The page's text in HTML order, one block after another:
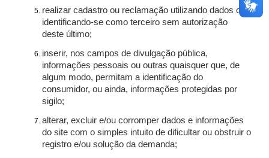
realizar cadastro ou reclamação utilizando dados ou
identificando-se como terceiro sem autorização
deste último;
inserir, nos campos de divulgação pública,
informações pessoais ou outras quaisquer que, de
algum modo, permitam a identificação do
consumidor, ou ainda, informações protegidas por
sigilo;
alterar, excluir e/ou corromper dados e informações
do site com o simples intuito de dificultar ou obstruir o
registro e/ou solução da demanda;